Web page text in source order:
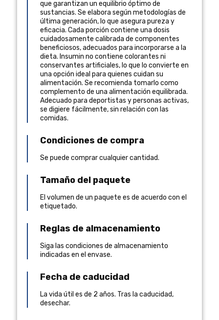
que garantizan un equilibrio óptimo de
sustancias. Se elabora según metodologías de
última generación, lo que asegura pureza y
eficacia. Cada porción contiene una dosis
cuidadosamente calibrada de componentes
beneficiosos, adecuados para incorporarse a la
dieta. Insumin no contiene colorantes ni
conservantes artificiales, lo que lo convierte en
una opción ideal para quienes cuidan su
alimentación. Se recomienda tomarlo como
complemento de una alimentación equilibrada.
Adecuado para deportistas y personas activas,
se digiere fácilmente, sin relación con las
comidas.
Condiciones de compra
Se puede comprar cualquier cantidad.
Tamaño del paquete
El volumen de un paquete es de acuerdo con el
etiquetado.
Reglas de almacenamiento
Siga las condiciones de almacenamiento
indicadas en el envase.
Fecha de caducidad
La vida útil es de 2 años. Tras la caducidad,
desechar.